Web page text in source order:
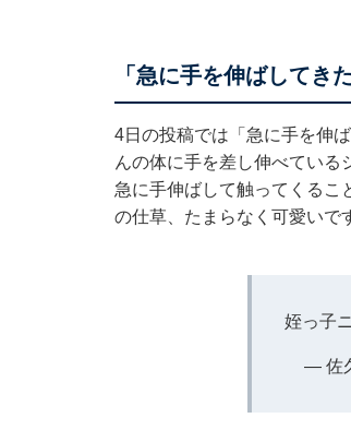
「急に手を伸ばしてき
4日の投稿では「急に手を伸
んの体に手を差し伸べている
急に手伸ばして触ってくるこ
の仕草、たまらなく可愛いで
姪っ子
— 佐